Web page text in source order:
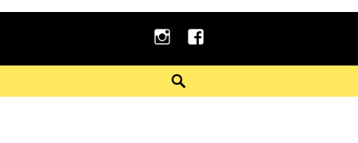
instagramfacebook